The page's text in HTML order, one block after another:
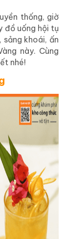
thống, giờ
đồ uống hội tụ
sảng khoái, ấn
này. Cùng
nhé!